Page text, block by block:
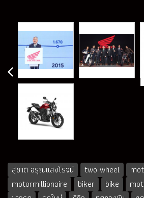
สุชาติ อรุณแสงโรจน์ two wheel
motormillionaire
biker bike